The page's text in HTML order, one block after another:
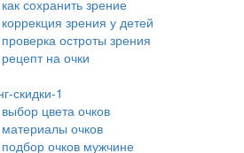
как сохранить зрение
коррекция зрения у детей
проверка остроты зрения
рецепт на очки
скидки-1
выбор цвета очков
материалы очков
подбор очков мужчине